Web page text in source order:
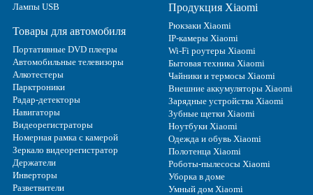
Лампы USB
Товары для автомобиля
Портативные DVD плееры
Автомобильные телевизоры
Алкотестеры
Парктроники
Радар-детекторы
Навигаторы
Видеорегистраторы
Номерная рамка с камерой
Зеркало видеорегистратор
Держатели
Инверторы
Разветвители
Продукция Xiaomi
Рюкзаки Xiaomi
IP-камеры Xiaomi
Wi-Fi роутеры Xiaomi
Бытовая техника Xiaomi
Чайники и термосы Xiaomi
Внешние аккумуляторы Xiaomi
Зарядные устройства Xiaomi
Зубные щетки Xiaomi
Ноутбуки Xiaomi
Одежда и обувь Xiaomi
Полотенца Xiaomi
Роботы-пылесосы Xiaomi
Уборка в доме
Умный дом Xiaomi